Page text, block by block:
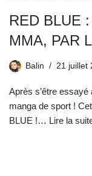
RED BLUE
MMA, PAR
Balin 21 juillet
Après s’être
manga de sport !
BLUE !… Lire la